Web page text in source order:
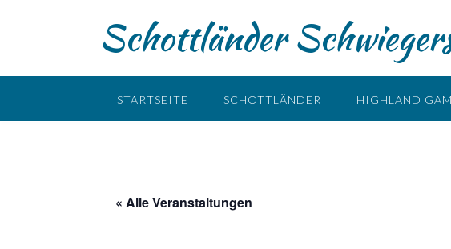
Schottländer
STARTSEITE SCHOTTLÄNDER HIGHLAND
« Alle Veranstaltungen